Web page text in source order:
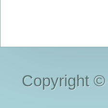
Copyright ©